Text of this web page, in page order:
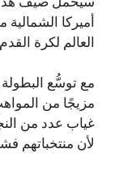
أميركا
العالم لكرة القدم 2026.
مزيجًا من
غياب عدد من
لأن منتخباتهم